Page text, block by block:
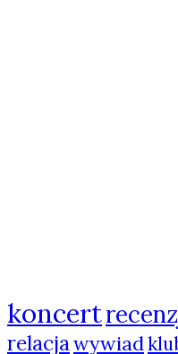
koncert
relacja wywiad